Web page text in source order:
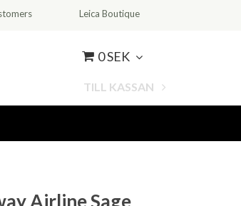
Leica Boutique
0 SEK
TILL KASSAN
Airline Sage